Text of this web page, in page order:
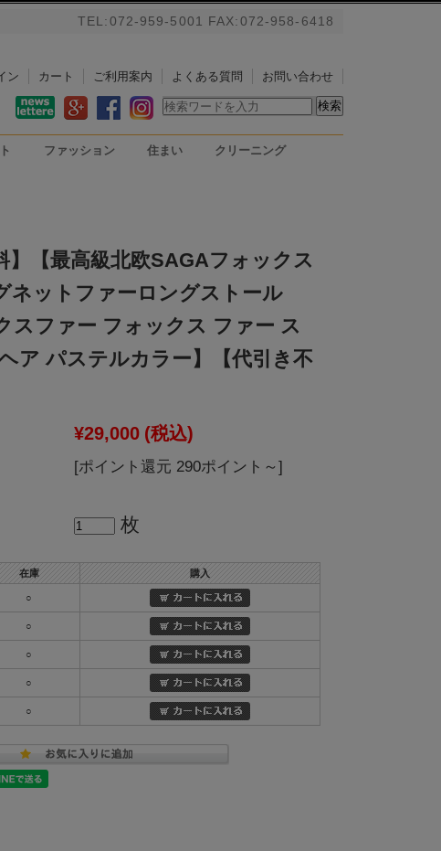
TEL:072-959-5001 FAX:072-958-6418
お問い合わせ
よくある質問
ご利用案内
カート
ン
ファッション 住まい クリーニング
】【最高級北欧SAGAフォックス
ネットファーロングストール
スファー フォックス ファー ス
ア パステルカラー】【代引き不
¥29,000 (税込)
[ポイント還元 290ポイント～]
枚
在庫 購入
○
○
○
○
○